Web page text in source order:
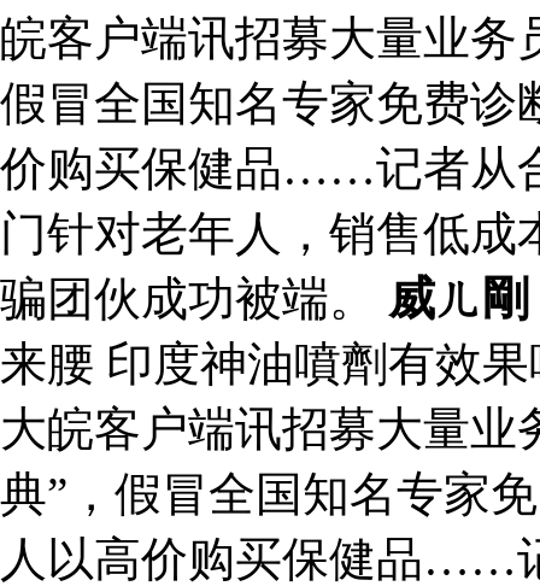
皖客户端讯招募大量业务
假冒全国知名专家免费诊
价购买保健品……记者从
门针对老年人，销售低
骗团伙成功被端。 威ㄦ剛
来腰 印度神油噴劑有效
大皖客户端讯招募大量业
典”，假冒全国知名专家
人以高价购买保健品……